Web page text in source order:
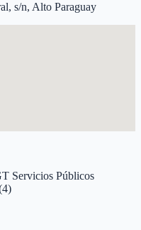
s/n, Alto Paraguay
Servicios Públicos
4)